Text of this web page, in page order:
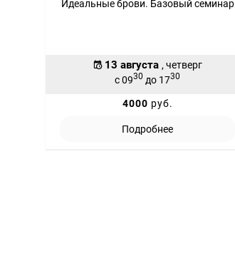
Идеальные брови. Базовый семинар
13 августа , четверг
с 0930 до 1730
4000 руб.
Подробнее